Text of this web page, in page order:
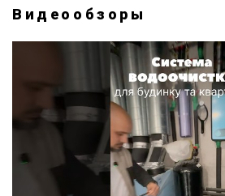
Видеообзоры